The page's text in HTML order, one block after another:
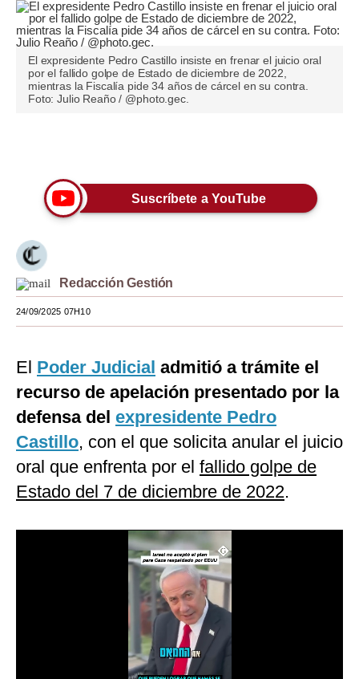
Editorial
Pregunta de hoy
Blogs
Tendencias
Moda
Mundo
EEUU
México
España
Internacional
Tecnología
Mix
El expresidente Pedro Castillo insiste en frenar el juicio oral
por el fallido golpe de Estado de diciembre de 2022,
mientras la Fiscalía pide 34 años de cárcel en su contra.
Foto: Julio Reaño / @photo.gec.
Suscríbete a YouTube
Redacción Gestión
24/09/2025 07H10
El Poder Judicial admitió a trámite el
recurso de apelación presentado por la
defensa del expresidente Pedro
Castillo, con el que solicita anular el juicio
oral que enfrenta por el fallido golpe de
Estado del 7 de diciembre de 2022.